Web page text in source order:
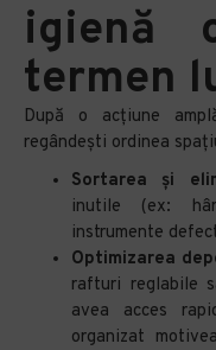
igienă
termen
După o acțiune
regândești ordinea
Sortarea și
inutile (ex:
instrumente
Optimizarea
rafturi reglabile
avea acces
organizat